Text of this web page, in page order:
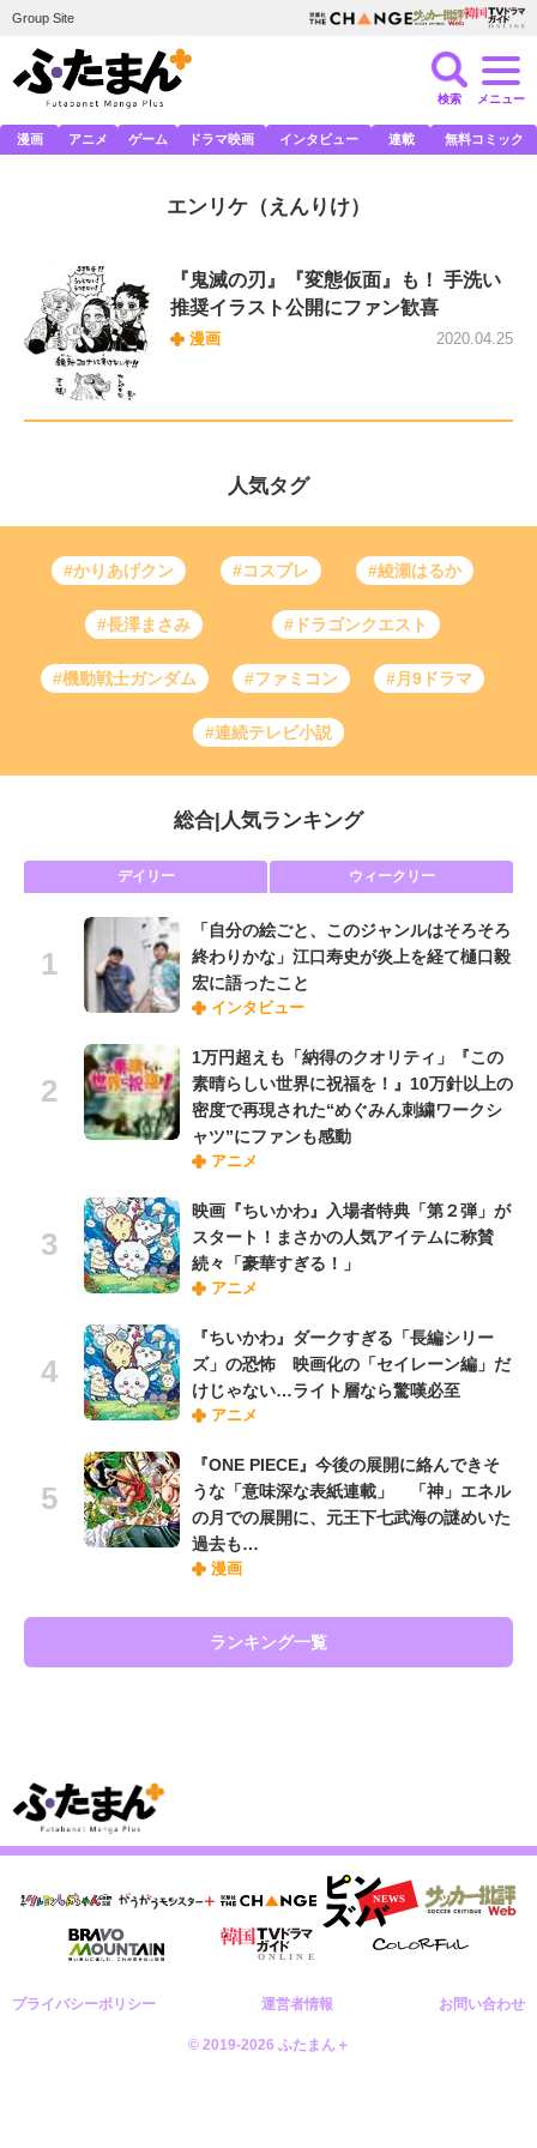
Group Site
検索 メニュー
漫画 アニメ ゲーム ドラマ映画 インタビュー 連載 無料コミック
エンリケ （えんりけ）
『鬼滅の刃』『変態仮面』も！ 手洗い
推奨イラスト公開にファン歓喜
漫画 2020.04.25
人気タグ
#かりあげクン #コスプレ #綾瀬はるか
#長澤まさみ #ドラゴンクエスト
#機動戦士ガンダム #ファミコン #月9ドラマ
#連続テレビ小説
総合 人気ランキング
デイリー ウィークリー
「自分の絵ごと、このジャンルはそろそろ
終わりかな」江口寿史が炎上を経て樋口毅
宏に語ったこと
インタビュー
1万円超えも「納得のクオリティ」『この
素晴らしい世界に祝福を！』10万針以上の
密度で再現された“めぐみん刺繍ワークシ
ャツ”にファンも感動
アニメ
映画『ちいかわ』入場者特典「第２弾」が
スタート！まさかの人気アイテムに称賛
続々「豪華すぎる！」
アニメ
『ちいかわ』ダークすぎる「長編シリー
ズ」の恐怖 映画化の「セイレーン編」だ
けじゃない…ライト層なら驚嘆必至
アニメ
『ONE PIECE』今後の展開に絡んできそ
うな「意味深な表紙連載」 「神」エネル
の月での展開に、元王下七武海の謎めいた
過去も…
漫画
ランキング一覧
プライバシーポリシー 運営者情報 お問い合わせ
© 2019-2026 ふたまん＋